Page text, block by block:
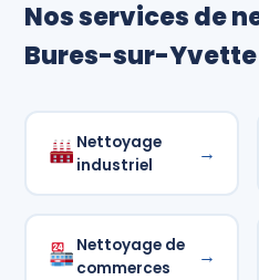
Nos services de
Bures-sur-Yvette
Nettoyage
industriel
→
Nettoyage de
commerces
→